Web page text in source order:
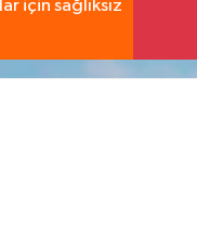
için sağlıksız